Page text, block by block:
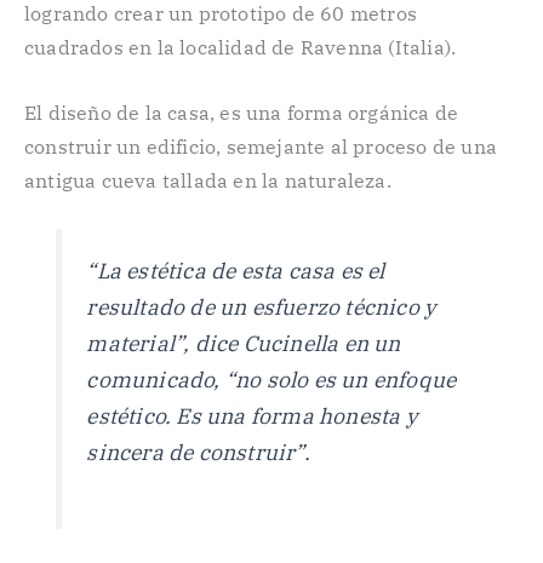
logrando crear un prototipo de 60 metros
cuadrados en la localidad de Ravenna (Italia).
El diseño de la casa, es una forma orgánica de
construir un edificio, semejante al proceso de una
antigua cueva tallada en la naturaleza.
“La estética de esta casa es el
resultado de un esfuerzo técnico y
material”, dice Cucinella en un
comunicado, “no solo es un enfoque
estético. Es una forma honesta y
sincera de construir”.